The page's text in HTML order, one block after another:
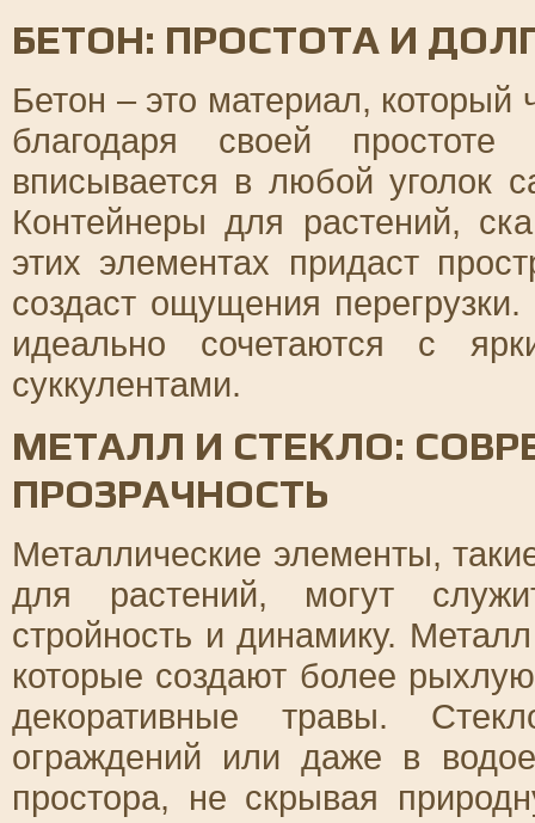
БЕТОН: ПРОСТОТА И
Бетон – это материал, который
благодаря своей
вписывается в любой уголок
Контейнеры для растений,
этих элементах придаст
создаст ощущения
идеально сочетаются с
суккулентами.
МЕТАЛЛ И СТЕКЛО:
ПРОЗРАЧНОСТЬ
Металлические элементы,
для растений, могут
стройность и динамику.
которые создают более
декоративные травы.
ограждений или даже в
простора, не скрывая